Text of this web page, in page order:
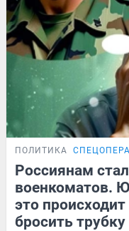
ПОЛИТИКА
Россиянам
военкоматов.
это
бросить трубку